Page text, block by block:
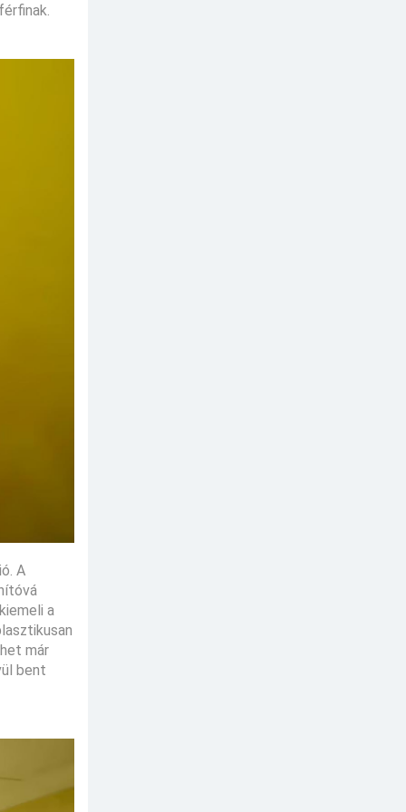
A
a
már
bent